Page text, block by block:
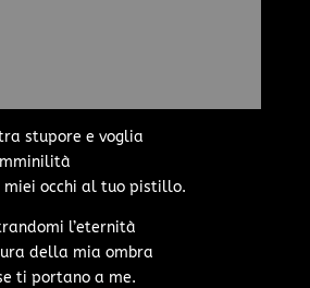
stupore e voglia
occhi al tuo pistillo.
l’eternità
della mia ombra
ti portano a me.